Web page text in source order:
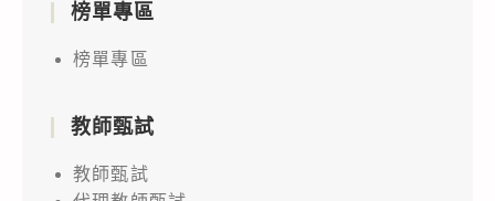
榜單專區
榜單專區
教師甄試
教師甄試